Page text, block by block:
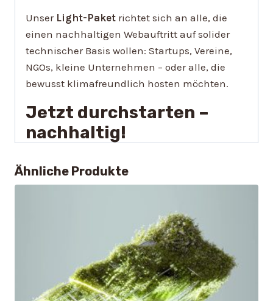
Unser Light-Paket richtet sich an alle, die
einen nachhaltigen Webauftritt auf solider
technischer Basis wollen: Startups, Vereine,
NGOs, kleine Unternehmen – oder alle, die
bewusst klimafreundlich hosten möchten.
Jetzt durchstarten –
nachhaltig!
Ähnliche Produkte